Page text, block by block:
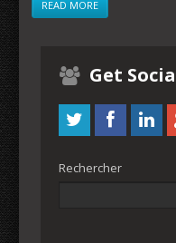
READ MORE
Get
Rechercher